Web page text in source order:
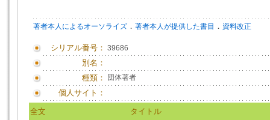
著者本人によるオーソライズ ． 著者本人が提供した書目 ． 資料改正
シリアル番号： 39686
別名：
種類：
団体著者
個人サイト：
全文 タイトル